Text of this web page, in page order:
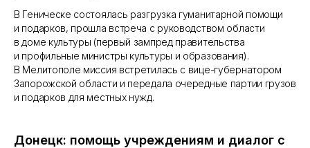
В Геническе состоялась разгрузка гуманитарной помощи
и подарков, прошла встреча с руководством области
в доме культуры (первый зампред правительства
и профильные министры культуры и образования).
В Мелитополе миссия встретилась с вице-губернатором
Запорожской области и передала очередные партии грузов
и подарков для местных нужд.
Донецк: помощь учреждениям и диалог с